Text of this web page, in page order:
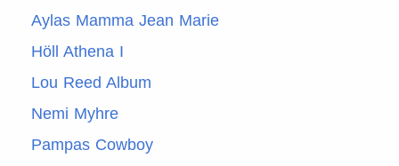
Aylas Mamma Jean Marie
Höll Athena I
Lou Reed Album
Nemi Myhre
Pampas Cowboy